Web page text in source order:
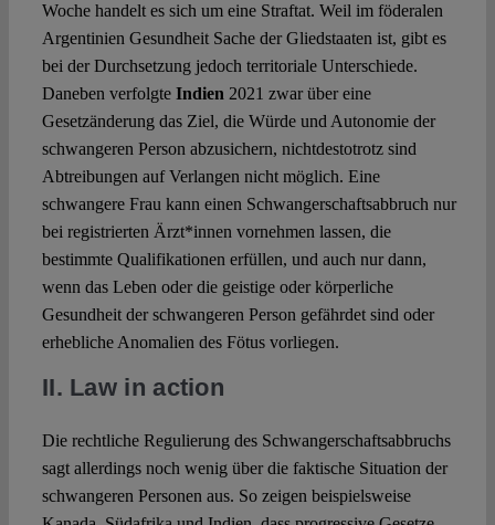
Woche handelt es sich um eine Straftat. Weil im föderalen
Argentinien Gesundheit Sache der Gliedstaaten ist, gibt es
bei der Durchsetzung jedoch territoriale Unterschiede.
Daneben verfolgte Indien 2021 zwar über eine
Gesetzänderung das Ziel, die Würde und Autonomie der
schwangeren Person abzusichern, nichtdestotrotz sind
Abtreibungen auf Verlangen nicht möglich. Eine
schwangere Frau kann einen Schwangerschaftsabbruch nur
bei registrierten Ärzt*innen vornehmen lassen, die
bestimmte Qualifikationen erfüllen, und auch nur dann,
wenn das Leben oder die geistige oder körperliche
Gesundheit der schwangeren Person gefährdet sind oder
erhebliche Anomalien des Fötus vorliegen.
II. Law in action
Die rechtliche Regulierung des Schwangerschaftsabbruchs
sagt allerdings noch wenig über die faktische Situation der
schwangeren Personen aus. So zeigen beispielsweise